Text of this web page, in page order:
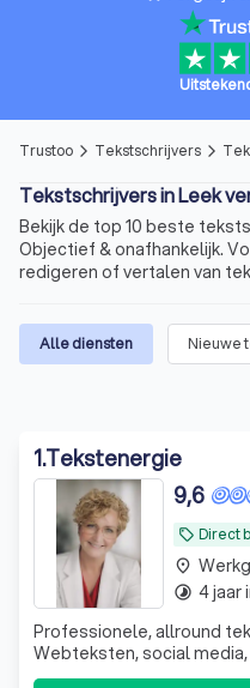
Trustoo arrow_forward_ios Tekstschrijvers arrow_forward_ios
Tekstschrijvers in Leek
Bekijk de top 10 beste
Objectief & onafhankelijk.
redigeren of vertalen van
Alle diensten Nieuwe
1.Tekstenergie
local_offer Direct
9,6
Professionele, allround
Webteksten, social
columns, nieuwsbrieven
place
timelapse 4 jaar